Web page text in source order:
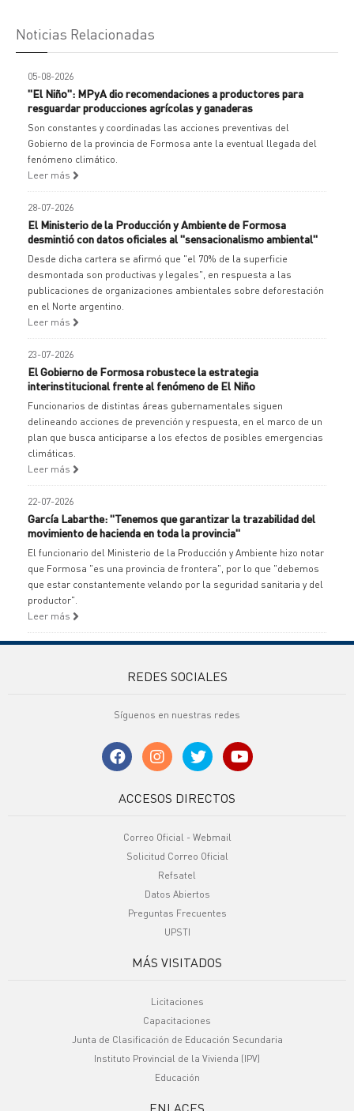
Noticias Relacionadas
05-08-2026
"El Niño": MPyA dio recomendaciones a productores para
resguardar producciones agrícolas y ganaderas
Son constantes y coordinadas las acciones preventivas del
Gobierno de la provincia de Formosa ante la eventual llegada del
fenómeno climático.
Leer más
28-07-2026
El Ministerio de la Producción y Ambiente de Formosa
desmintió con datos oficiales al "sensacionalismo ambiental"
Desde dicha cartera se afirmó que "el 70% de la superficie
desmontada son productivas y legales", en respuesta a las
publicaciones de organizaciones ambientales sobre deforestación
en el Norte argentino.
Leer más
23-07-2026
El Gobierno de Formosa robustece la estrategia
interinstitucional frente al fenómeno de El Niño
Funcionarios de distintas áreas gubernamentales siguen
delineando acciones de prevención y respuesta, en el marco de un
plan que busca anticiparse a los efectos de posibles emergencias
climáticas.
Leer más
22-07-2026
García Labarthe: "Tenemos que garantizar la trazabilidad del
movimiento de hacienda en toda la provincia"
El funcionario del Ministerio de la Producción y Ambiente hizo notar
que Formosa "es una provincia de frontera", por lo que "debemos
que estar constantemente velando por la seguridad sanitaria y del
productor".
Leer más
REDES SOCIALES
Síguenos en nuestras redes
ACCESOS DIRECTOS
Correo Oficial - Webmail
Solicitud Correo Oficial
Refsatel
Datos Abiertos
Preguntas Frecuentes
UPSTI
MÁS VISITADOS
Licitaciones
Capacitaciones
Junta de Clasificación de Educación Secundaria
Instituto Provincial de la Vivienda (IPV)
Educación
ENLACES